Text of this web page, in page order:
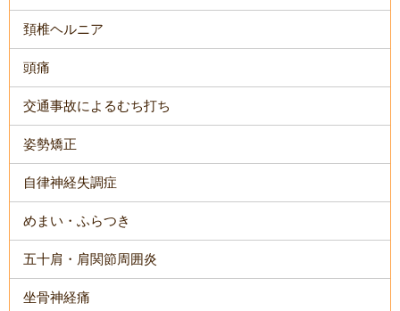
頚椎ヘルニア
頭痛
交通事故によるむち打ち
姿勢矯正
自律神経失調症
めまい・ふらつき
五十肩・肩関節周囲炎
坐骨神経痛